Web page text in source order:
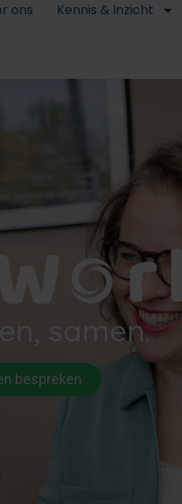
ons Kennis & Inzicht
samen.
bespreken